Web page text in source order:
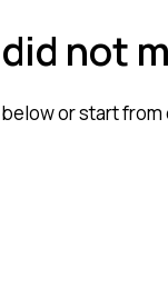
not
or start from